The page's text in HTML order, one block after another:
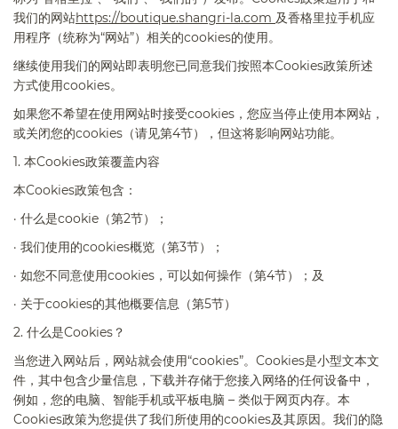
我们的网站https://boutique.shangri-la.com 及香格里拉手机应
用程序（统称为“网站”）相关的cookies的使用。
继续使用我们的网站即表明您已同意我们按照本Cookies政策所述
方式使用cookies。
如果您不希望在使用网站时接受cookies ，您应当停止使用本网站，
或关闭您的cookies （请见第4节），但这将影响网站功能。
1. 本Cookies政策覆盖内容
本Cookies政策包含：
· 什么是cookie （第2节）；
· 我们使用的cookies概览（第3节）；
· 如您不同意使用cookies ，可以如何操作（第4节）；及
· 关于cookies的其他概要信息（第5节）
2. 什么是Cookies ？
当您进入网站后，网站就会使用“cookies”。 Cookies是小型文本文
件，其中包含少量信息，下载并存储于您接入网络的任何设备中，
例如，您的电脑、智能手机或平板电脑 – 类似于网页内存。本
Cookies政策为您提供了我们所使用的cookies及其原因。我们的隐